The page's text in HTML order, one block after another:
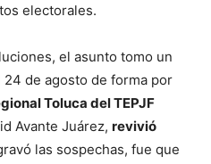
electorales.
el asunto tomo un
de agosto de forma por
Toluca del TEPJF
Avante Juárez, revivió
las sospechas, fue que